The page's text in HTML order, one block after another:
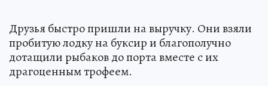
Друзья быстро пришли на выручку. Они взяли
пробитую лодку на буксир и благополучно
дотащили рыбаков до порта вместе с их
драгоценным трофеем.